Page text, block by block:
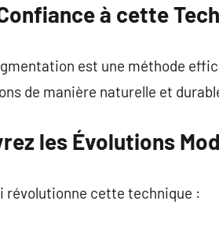
à cette
est une méthode
de manière naturelle et
les Évolutions
révolutionne cette technique :